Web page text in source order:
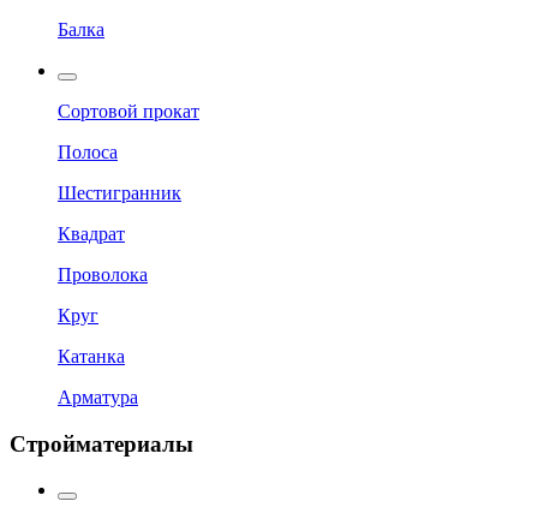
Балка
Сортовой прокат
Полоса
Шестигранник
Квадрат
Проволока
Круг
Катанка
Арматура
Стройматериалы